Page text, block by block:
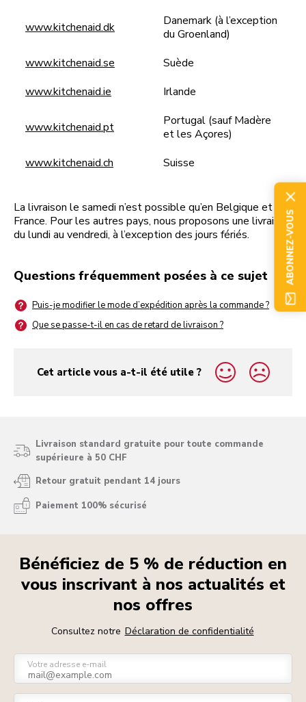
www.kitchenaid.dk
Danemark (à l’exception
du Groenland)
www.kitchenaid.se
Suède
www.kitchenaid.ie
Irlande
www.kitchenaid.pt
Portugal (sauf Madère
et les Açores)
www.kitchenaid.ch
Suisse
La livraison le samedi n’est possible qu’en Belgique et en
France. Pour les autres pays, nous proposons une livraison
du lundi au vendredi, à l’exception des jours fériés.
Questions fréquemment posées à ce sujet
Puis-je modifier le mode d’expédition après la commande ?
Que se passe-t-il en cas de retard de livraison ?
Cet article vous a-t-il été utile ?
yes
no
Livraison standard gratuite pour toute commande
supérieure à 50 CHF
Retour gratuit pendant 14 jours
Paiement 100% sécurisé
Bénéficiez de 5 % de réduction en
vous inscrivant à nos actualités et
nos offres
Consultez notre Déclaration de confidentialité
Votre adresse e-mail
ABONNEZ-VOUS